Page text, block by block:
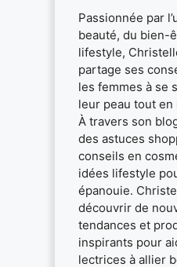
Passionnée par
beauté, du bien-
lifestyle,
partage ses
les femmes à se
leur peau tout
À travers son
des astuces
conseils en
idées lifestyle
épanouie.
découvrir de
tendances et
inspirants pour
lectrices à allier